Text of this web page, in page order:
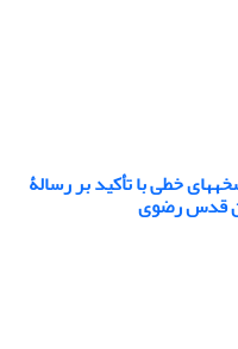
روش ساخت و کاربرد حبر اسود در نسخه‎های خطی با تأکید بر رسالۀ
قدس رضوی